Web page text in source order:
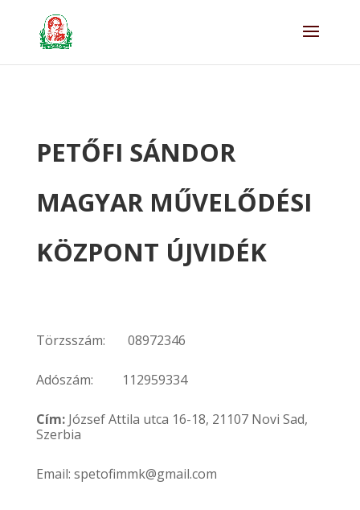
PETŐFI SÁNDOR
MAGYAR MŰVELŐDÉSI
KÖZPONT ÚJVIDÉK
Törzsszám: 08972346
Adószám: 112959334
Cím:József Attila utca 16-18, 21107 Novi Sad,
Szerbia
Email: spetofimmk@gmail.com